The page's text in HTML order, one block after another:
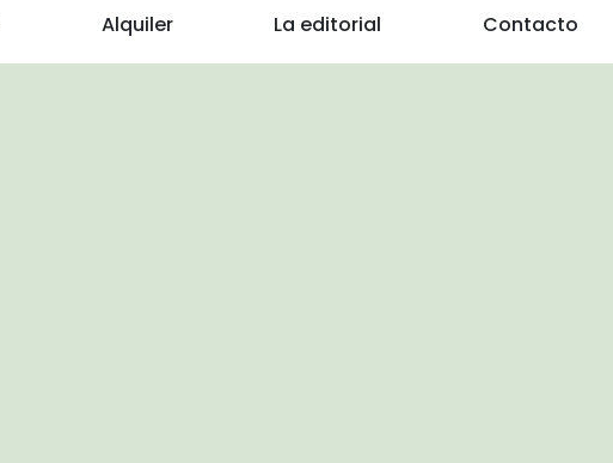
Alquiler La editorial Contacto